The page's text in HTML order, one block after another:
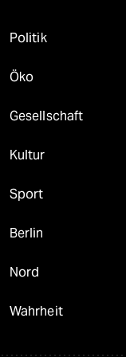
Politik
Öko
Gesellschaft
Kultur
Sport
Berlin
Nord
Wahrheit